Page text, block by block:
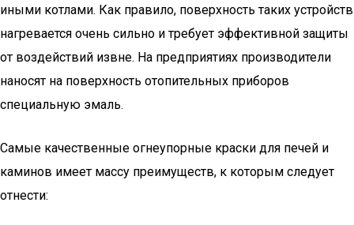
иными котлами. Как правило, поверхность таких устройств
нагревается очень сильно и требует эффективной защиты
от воздействий извне. На предприятиях производители
наносят на поверхность отопительных приборов
специальную эмаль.
Самые качественные огнеупорные краски для печей и
каминов имеет массу преимуществ, к которым следует
отнести: